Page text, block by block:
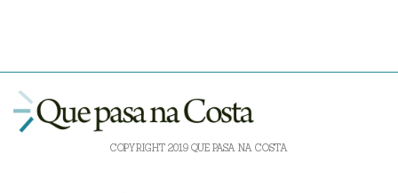
COPYRIGHT 2019 QUE PASA NA COSTA